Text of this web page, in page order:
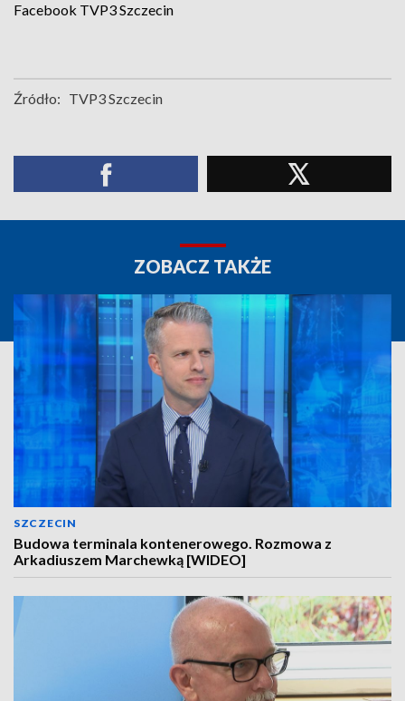
Facebook TVP3 Szczecin
Źródło: TVP3 Szczecin
ZOBACZ TAKŻE
SZCZECIN
Budowa terminala kontenerowego. Rozmowa z
Arkadiuszem Marchewką [WIDEO]